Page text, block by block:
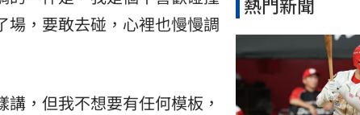
場，要敢去碰，心裡也慢慢調
，但我不想要有任何模板，